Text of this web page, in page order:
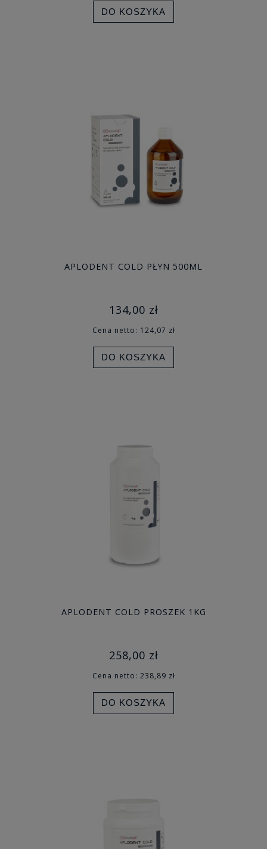
DO KOSZYKA
APLODENT COLD PŁYN 500ML
134,00 zł
Cena netto: 124,07 zł
DO KOSZYKA
APLODENT COLD PROSZEK 1KG
258,00 zł
Cena netto: 238,89 zł
DO KOSZYKA